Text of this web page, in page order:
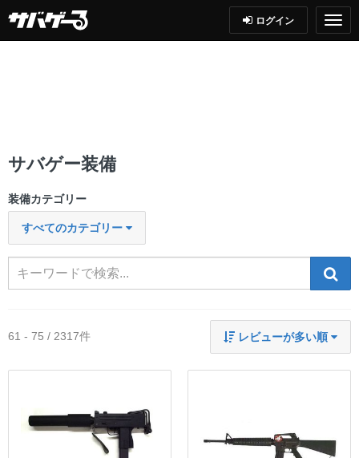
ログイン
サバゲー装備
装備カテゴリー
すべてのカテゴリー
レビューが多い順
61 - 75 / 2317件